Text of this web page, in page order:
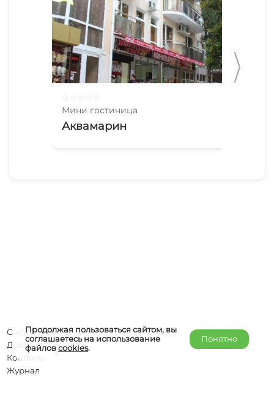
Мини гостиница
Аквамарин
Продолжая пользоваться сайтом, вы
соглашаетесь на использование
файловcookies.
Понятно
О компании
Добавить объект
Контакты
Журнал